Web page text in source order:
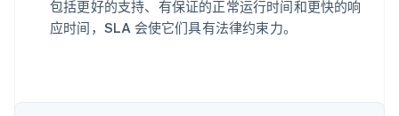
包括更好的支持、有保证的正常运行时间和更快的响
应时间，SLA 会使它们具有法律约束力。
保加利亚
English